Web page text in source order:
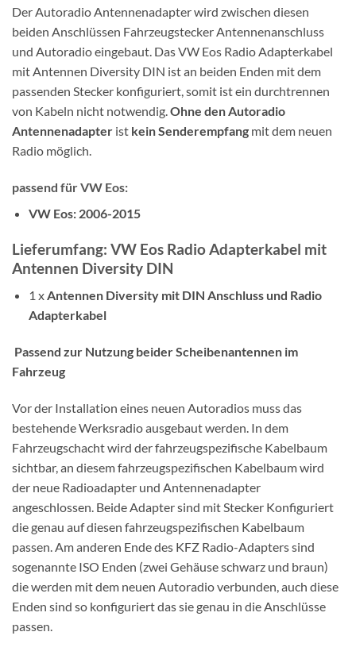
Der Autoradio Antennenadapter wird zwischen diesen
beiden Anschlüssen Fahrzeugstecker Antennenanschluss
und Autoradio eingebaut. Das VW Eos Radio Adapterkabel
mit Antennen Diversity DIN ist an beiden Enden mit dem
passenden Stecker konfiguriert, somit ist ein durchtrennen
von Kabeln nicht notwendig.Ohne den Autoradio
Antennenadapter ist kein Senderempfang mit dem neuen
Radio möglich.
passend für VW Eos:
VW Eos: 2006-2015
Lieferumfang: VW Eos Radio Adapterkabel mit
Antennen Diversity DIN
1 xAntennen Diversity mitDIN Anschluss und Radio
Adapterkabel
Passend zur Nutzung beider Scheibenantennen im
Fahrzeug
Vor der Installation eines neuen Autoradios muss das
bestehende Werksradio ausgebaut werden. In dem
Fahrzeugschacht wird der fahrzeugspezifische Kabelbaum
sichtbar, an diesem fahrzeugspezifischen Kabelbaum wird
der neue Radioadapter und Antennenadapter
angeschlossen. Beide Adapter sind mit Stecker Konfiguriert
die genau auf diesen fahrzeugspezifischen Kabelbaum
passen. Am anderen Ende des KFZ Radio-Adapters sind
sogenannte ISO Enden (zwei Gehäuse schwarz und braun)
die werden mit dem neuen Autoradio verbunden, auch diese
Enden sind so konfiguriert das sie genau in die Anschlüsse
passen.